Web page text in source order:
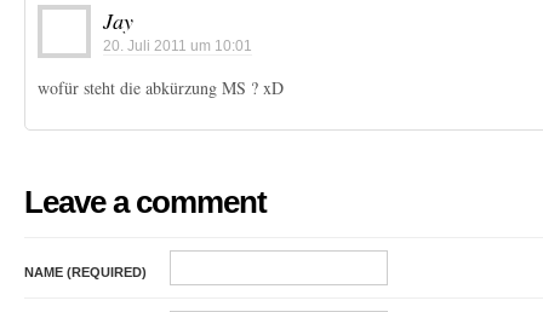
Jay
20. Juli 2011 um 10:01
wofür steht die abkürzung MS ? xD
Leave a comment
NAME (REQUIRED)